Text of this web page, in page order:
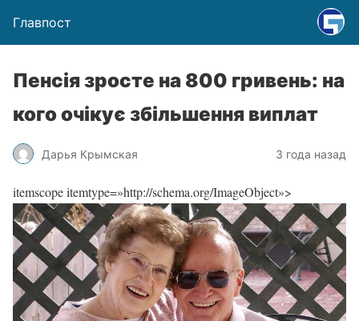
Главпост
Пенсія зросте на 800 гривень: на
кого очікує збільшення виплат
Дарья Крымская 3 года назад
itemscope itemtype=»http://schema.org/ImageObject»>